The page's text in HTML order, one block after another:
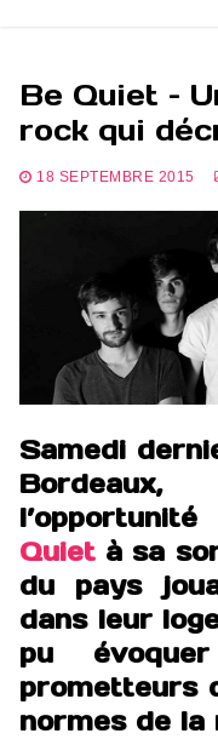
Be Quiet –
rock qui
18 SEPTEMBRE 2015
Samedi
Quiet à sa
du pays
dans leur
pu
prometteurs
normes de la